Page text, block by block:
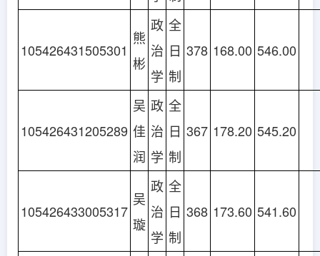
105426431505301
熊
彬
政
治
学
全
日
制
378 168.00 546.00
105426431205289
吴
佳
润
政
治
学
全
日
制
367 178.20 545.20
105426433005317
吴
璇
政
治
学
全
日
制
368 173.60 541.60